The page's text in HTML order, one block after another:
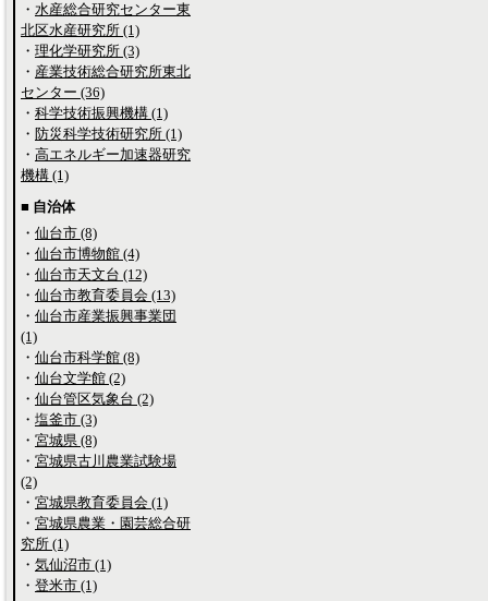
・ 水産総合研究センター東
北区水産研究所 (1)
・ 理化学研究所 (3)
・ 産業技術総合研究所東北
センター (36)
・ 科学技術振興機構 (1)
・ 防災科学技術研究所 (1)
・ 高エネルギー加速器研究
機構 (1)
■ 自治体
・ 仙台市 (8)
・ 仙台市博物館 (4)
・ 仙台市天文台 (12)
・ 仙台市教育委員会 (13)
・ 仙台市産業振興事業団
(1)
・ 仙台市科学館 (8)
・ 仙台文学館 (2)
・ 仙台管区気象台 (2)
・ 塩釜市 (3)
・ 宮城県 (8)
・ 宮城県古川農業試験場
(2)
・ 宮城県教育委員会 (1)
・ 宮城県農業・園芸総合研
究所 (1)
・ 気仙沼市 (1)
・ 登米市 (1)